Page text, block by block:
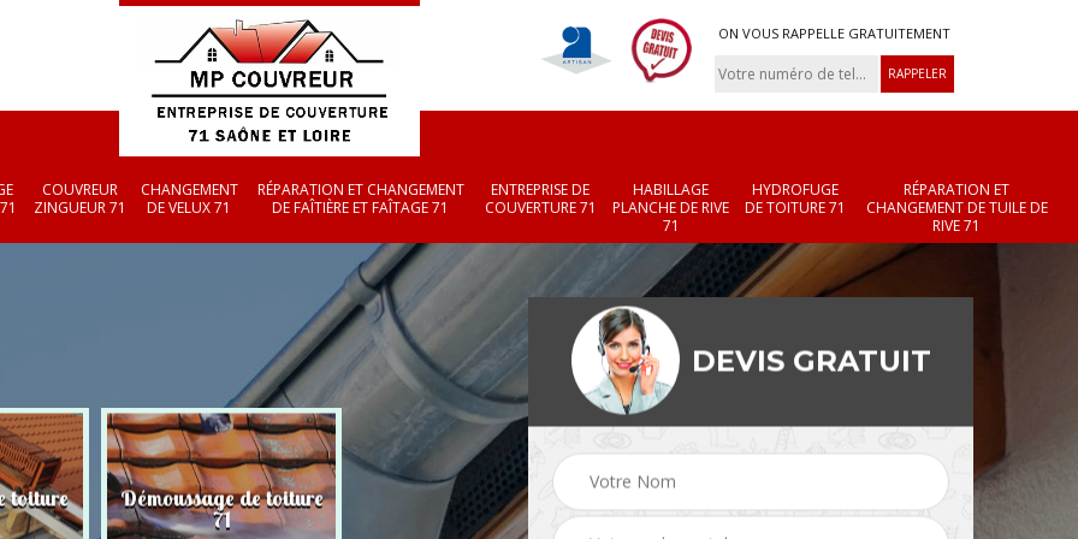
ON VOUS RAPPELLE GRATUITEMENT
COUVREUR
ZINGUEUR 71
CHANGEMENT
DE VELUX 71
RÉPARATION ET CHANGEMENT
DE FAÎTIÈRE ET FAÎTAGE 71
ENTREPRISE DE
COUVERTURE 71
HABILLAGE
PLANCHE DE RIVE
71
HYDROFUGE
DE TOITURE 71
RÉPARATION ET
CHANGEMENT DE TUILE DE
RIVE 71
toiture Démoussage de toiture
71 Couvreur zingueur 71 Changement de velux
71
Réparation et
changement de
et faîtage 71
DEVIS GRATUIT